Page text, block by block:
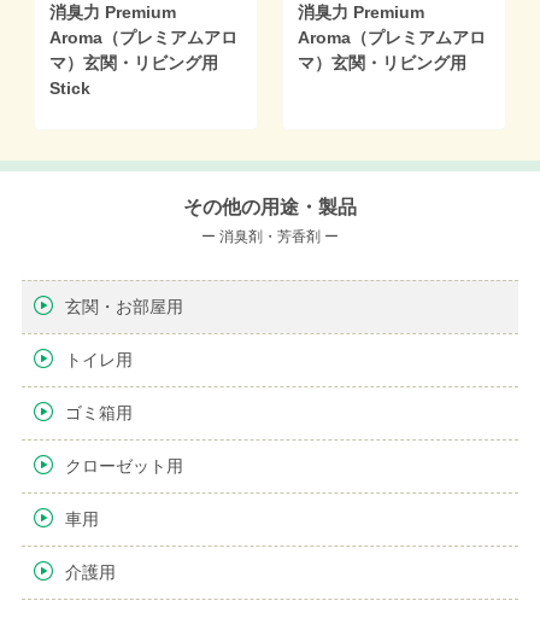
消臭力 Premium
Aroma（プレミアムアロ
マ）玄関・リビング用
Stick
消臭力 Premium
Aroma（プレミアムアロ
マ）玄関・リビング用
その他の用途・製品
ー 消臭剤・芳香剤 ー
玄関・お部屋用
トイレ用
ゴミ箱用
クローゼット用
車用
介護用